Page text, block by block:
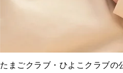
たまごクラブ・ひよこクラブ